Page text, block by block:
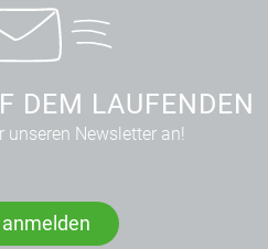
DEM LAUFENDEN
unseren Newsletter an!